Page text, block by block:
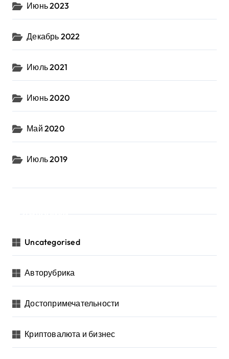
Июнь 2023
Декабрь 2022
Июль 2021
Июнь 2020
Май 2020
Июль 2019
Uncategorised
Авторубрика
Достопримечательности
Криптовалюта и бизнес